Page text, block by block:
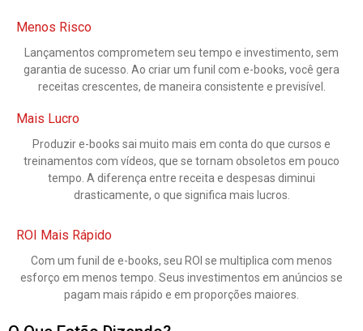
Menos Risco
Lançamentos comprometem seu tempo e investimento, sem
garantia de sucesso. Ao criar um funil com e-books, você gera
receitas crescentes, de maneira consistente e previsível.
Mais Lucro
Produzir e-books sai muito mais em conta do que cursos e
treinamentos com vídeos, que se tornam obsoletos em pouco
tempo. A diferença entre receita e despesas diminui
drasticamente, o que significa mais lucros.
ROI Mais Rápido
Com um funil de e-books, seu ROI se multiplica com menos
esforço em menos tempo. Seus investimentos em anúncios se
pagam mais rápido e em proporções maiores.